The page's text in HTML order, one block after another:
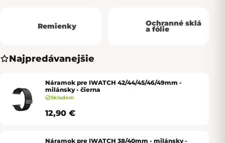
Remienky Ochranné sklá
a fólie
Najpredávanejšie
Náramok pre IWATCH 42/44/45/46/49mm -
milánsky - čierna
Skladom
12,90 €
Náramok pre IWATCH 38/40mm - milánsky -